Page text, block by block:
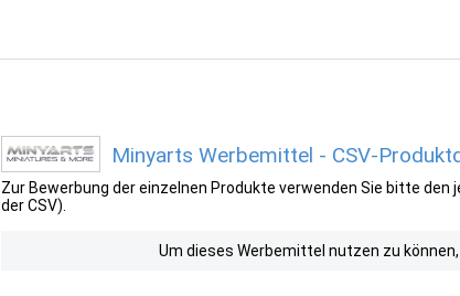
Minyarts Werbemittel - CSV-
Zur Bewerbung der einzelnen Produkte verwenden Sie bitte
der CSV).
Um dieses Werbemittel nutzen zu